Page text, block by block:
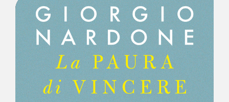
AUTORI
EVENTI
NEWS
CONTATTI